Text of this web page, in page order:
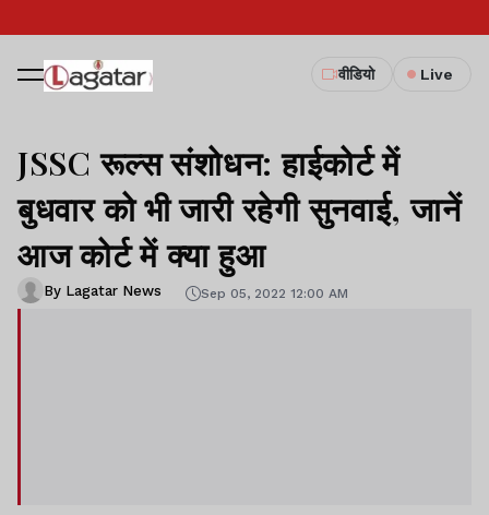
वीडियो Live
JSSC रूल्स संशोधन: हाईकोर्ट में
बुधवार को भी जारी रहेगी सुनवाई, जानें
आज कोर्ट में क्या हुआ
By Lagatar News Sep 05, 2022 12:00 AM